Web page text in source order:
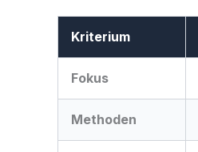
Kriterium
Fokus
Methoden